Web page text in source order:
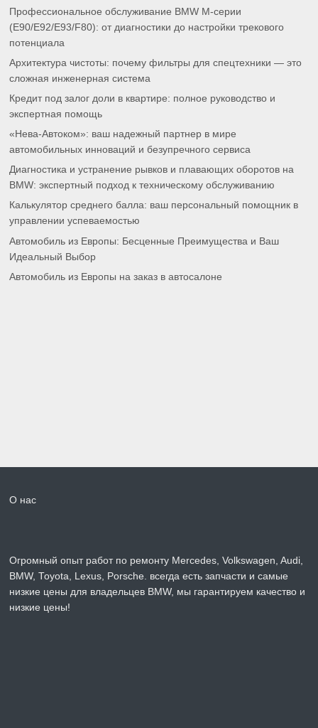
Профессиональное обслуживание BMW M-серии
(E90/E92/E93/F80): от диагностики до настройки трекового
потенциала
Архитектура чистоты: почему фильтры для спецтехники — это
сложная инженерная система
Кредит под залог доли в квартире: полное руководство и
экспертная помощь
«Нева-Автоком»: ваш надежный партнер в мире
автомобильных инноваций и безупречного сервиса
Диагностика и устранение рывков и плавающих оборотов на
BMW: экспертный подход к техническому обслуживанию
Калькулятор среднего балла: ваш персональный помощник в
управлении успеваемостью
Автомобиль из Европы: Бесценные Преимущества и Ваш
Идеальный Выбор
Автомобиль из Европы на заказ в автосалоне
О нас
Огромный опыт работ по ремонту Mercedes, Volkswagen, Audi,
BMW, Toyota, Lexus, Porsche. всегда есть запчасти и самые
низкие цены для владельцев BMW, мы гарантируем качество и
низкие цены!